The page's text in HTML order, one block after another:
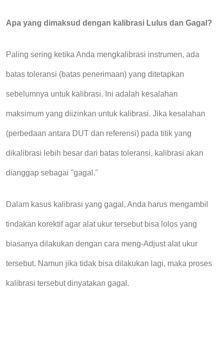
Apa yang dimaksud dengan kalibrasi Lulus dan Gagal?
Paling sering ketika Anda mengkalibrasi instrumen, ada
batas toleransi (batas penerimaan) yang ditetapkan
sebelumnya untuk kalibrasi. Ini adalah kesalahan
maksimum yang diizinkan untuk kalibrasi. Jika kesalahan
(perbedaan antara DUT dan referensi) pada titik yang
dikalibrasi lebih besar dari batas toleransi, kalibrasi akan
dianggap sebagai "gagal."
Dalam kasus kalibrasi yang gagal, Anda harus mengambil
tindakan korektifagar alat ukur tersebut bisa lolos yang
biasanya dilakukan dengan cara meng-Adjust alat ukur
tersebut. Namun jika tidak bisa dilakukan lagi, maka proses
kalibrasi tersebut dinyatakan gagal.